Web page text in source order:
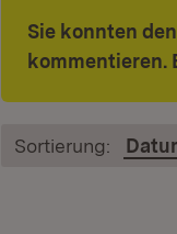
Sie konnten
kommentieren.
Sortierung: